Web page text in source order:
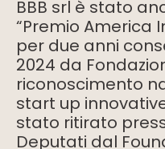
BBB srl è stato
“Premio America
per due anni
2024 da
riconoscimento
start up
stato ritirato
Deputati dal